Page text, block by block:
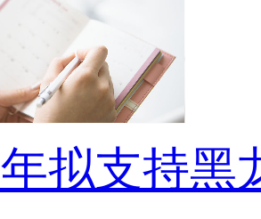
年拟支持